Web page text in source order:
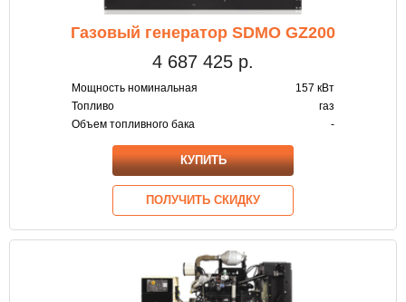
Газовый генератор SDMO GZ200
4 687 425 р.
Мощность номинальная
157 кВт
Топливо
газ
Объем топливного бака
-
КУПИТЬ
ПОЛУЧИТЬ СКИДКУ